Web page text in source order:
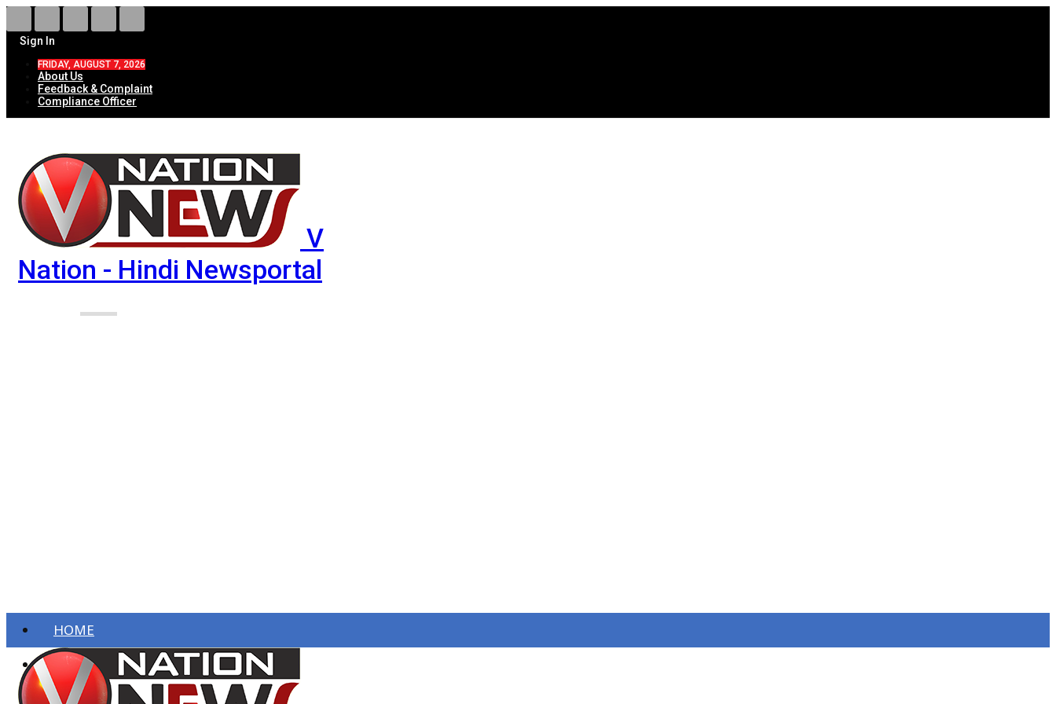
Sign In
FRIDAY, AUGUST 7, 2026
About Us
Feedback & Complaint
Compliance Officer
V
Nation - Hindi Newsportal
HOME
ताज़ा खबरें
देश